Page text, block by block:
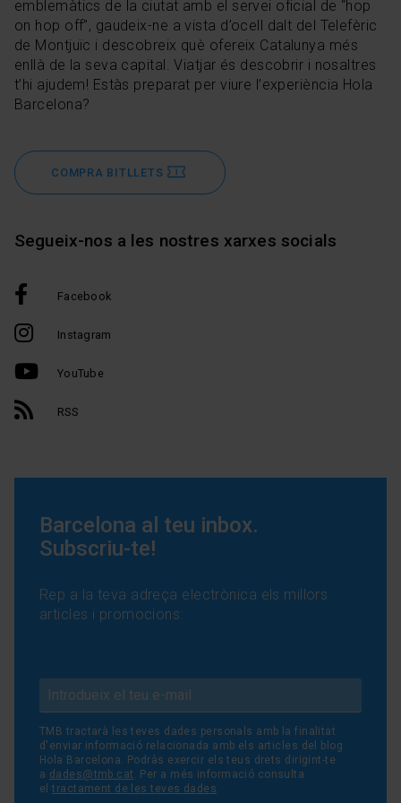
emblemàtics de la ciutat amb el servei oficial de “hop
on hop off”, gaudeix-ne a vista d’ocell dalt del Telefèric
de Montjuïc i descobreix què ofereix Catalunya més
enllà de la seva capital. Viatjar és descobrir i nosaltres
t’hi ajudem! Estàs preparat per viure l’experiència Hola
Barcelona?
COMPRA BITLLETS
Segueix-nos a les nostres xarxes socials
Facebook
Instagram
YouTube
RSS
Barcelona al teu inbox.
Subscriu-te!
Rep a la teva adreça electrònica els millors
articles i promocions:
TMB tractarà les teves dades personals amb la finalitat
d'enviar informació relacionada amb els articles del blog
Hola Barcelona. Podràs exercir els teus drets dirigint-te
a dades@tmb.cat . Per a més informació consulta
eltractament de les teves dades.